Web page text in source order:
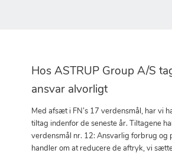
Hos ASTRUP Group A/S
ansvar alvorligt
Med afsæt i FN’s 17 verdensmål, har vi
tiltag indenfor de seneste år. Tiltagene
verdensmål nr. 12: Ansvarlig forbrug og
handler om at reducere de aftryk, vi